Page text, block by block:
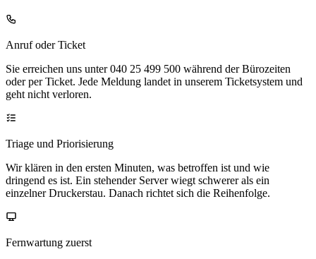
Anruf oder Ticket
Sie erreichen uns unter 040 25 499 500 während der Bürozeiten
oder per Ticket. Jede Meldung landet in unserem Ticketsystem und
geht nicht verloren.
Triage und Priorisierung
Wir klären in den ersten Minuten, was betroffen ist und wie
dringend es ist. Ein stehender Server wiegt schwerer als ein
einzelner Druckerstau. Danach richtet sich die Reihenfolge.
Fernwartung zuerst